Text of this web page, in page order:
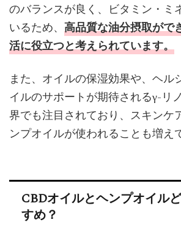
のバランスが良く、ビタミン・ミ
いるため、 高品質な油分摂取がで
活に役立つと考えられています。
また、オイルの保湿効果や、ヘル
イルのサポートが期待されるγ-リ
界でも注目されており、スキンケ
ンプオイルが使われることも増え
CBDオイルとヘンプオイル
すめ？